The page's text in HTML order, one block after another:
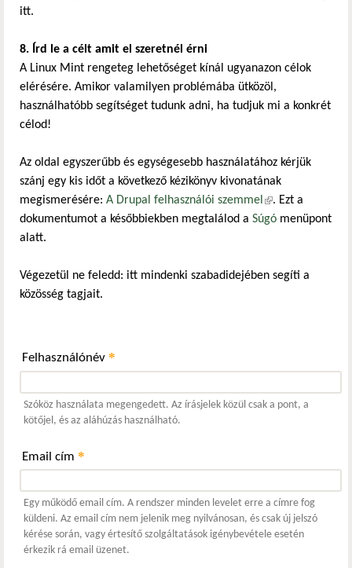
itt.
8. Írd le a célt amit el szeretnél érni
A Linux Mint rengeteg lehetőséget kínál ugyanazon célok
elérésére. Amikor valamilyen problémába ütközöl,
használhatóbb segítséget tudunk adni, ha tudjuk mi a konkrét
célod!
Az oldal egyszerűbb és egységesebb használatához kérjük
szánj egy kis időt a következő kézikönyv kivonatának
megismerésére: A Drupal felhasználói szemmel (külső hivatkozás)
. Ezt a
dokumentumot a későbbiekben megtalálod a Súgó menüpont
alatt.
Végezetül ne feledd: itt mindenki szabadidejében segíti a
közösség tagjait.
Felhasználónév *
Szóköz használata megengedett. Az írásjelek közül csak a pont, a
kötőjel, és az aláhúzás használható.
Email cím *
Egy működő email cím. A rendszer minden levelet erre a címre fog
küldeni. Az email cím nem jelenik meg nyilvánosan, és csak új jelszó
kérése során, vagy értesítő szolgáltatások igénybevétele esetén
érkezik rá email üzenet.